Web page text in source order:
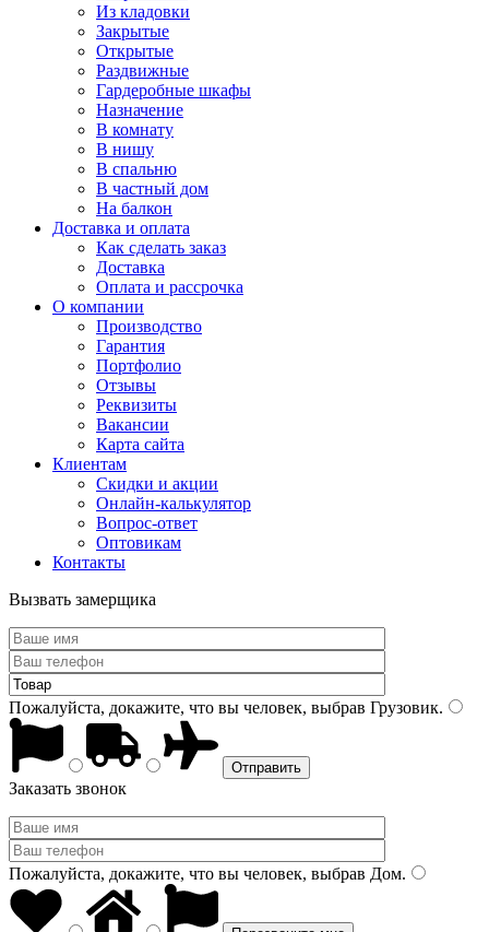
Из кладовки
Закрытые
Открытые
Раздвижные
Гардеробные шкафы
Назначение
В комнату
В нишу
В спальню
В частный дом
На балкон
Доставка и оплата
Как сделать заказ
Доставка
Оплата и рассрочка
О компании
Производство
Гарантия
Портфолио
Отзывы
Реквизиты
Вакансии
Карта сайта
Клиентам
Скидки и акции
Онлайн-калькулятор
Вопрос-ответ
Оптовикам
Контакты
Вызвать замерщика
Пожалуйста, докажите, что вы человек, выбрав Грузовик.
Заказать звонок
Пожалуйста, докажите, что вы человек, выбрав Дом.